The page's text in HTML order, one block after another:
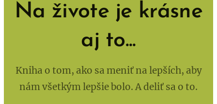
Na živote je krásne
aj to...
Kniha o tom, ako sa meniť na lepších, aby
nám všetkým lepšie bolo. A deliť sa o to.